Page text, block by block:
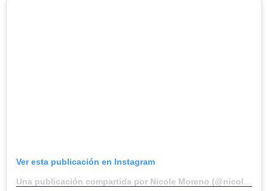
Ver esta publicación en Instagram